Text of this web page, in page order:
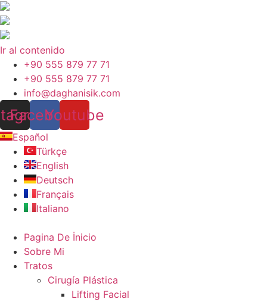
Ir al contenido
+90 555 879 77 71
+90 555 879 77 71
info@daghanisik.com
Facebook
Youtube
Español
Türkçe
English
Deutsch
Français
Italiano
Pagina De İnicio
Sobre Mi
Tratos
Cirugía Plástica
Lifting Facial